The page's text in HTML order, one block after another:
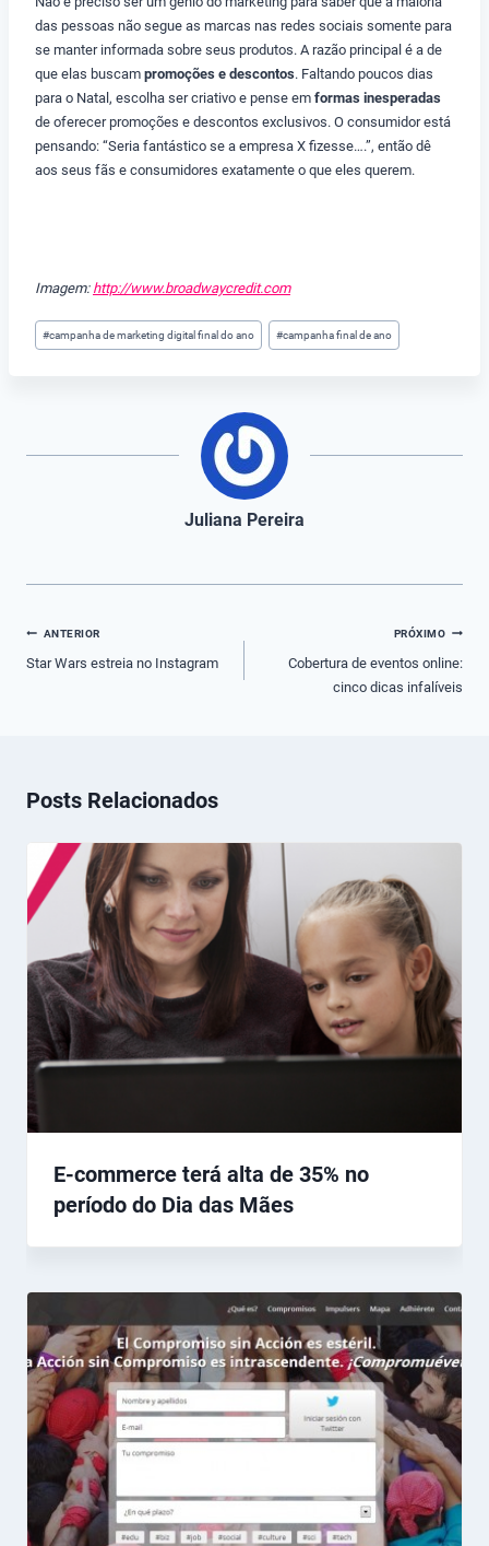
das pessoas não segue as marcas nas redes sociais somente para
se manter informada sobre seus produtos. A razão principal é a de
que elas buscam promoções e descontos. Faltando poucos dias
para o Natal, escolha ser criativo e pense em formas inesperadas
de oferecer promoções e descontos exclusivos. O consumidor está
pensando: “Seria fantástico se a empresa X fizesse….”, então dê
aos seus fãs e consumidores exatamente o que eles querem.
Imagem: http://www.broadwaycredit.com
Tags
do
#campanha de marketing digital final do ano #campanha final de ano
Juliana Pereira
Navegação
de
ANTERIOR
Star Wars estreia no Instagram
PRÓXIMO
Cobertura de eventos online:
cinco dicas infalíveis
Posts Relacionados
E-commerce terá alta de 35% no
período do Dia das Mães